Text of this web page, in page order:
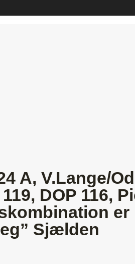
A, V.Lange/
DOP 116,
er
Sjælden